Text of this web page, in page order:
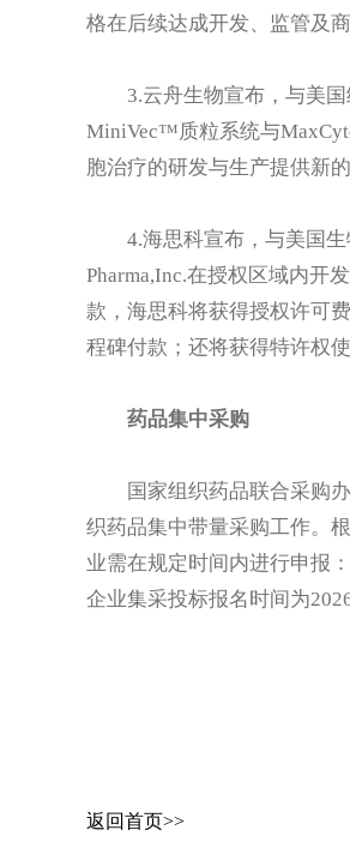
格在后续达成开发、监管及
3.云舟生物宣布，与美
MiniVec™质粒系统与
胞治疗的研发与生产提供新的
4.海思科宣布，与美国
Pharma,Inc.在授权区域内开
款，海思科将获得授权许可
程碑付款；还将获得特许权使
药品集中采购
国家组织药品联合采购
织药品集中带量采购工作。
业需在规定时间内进行申报
企业集采投标报名时间为
返回首页>>